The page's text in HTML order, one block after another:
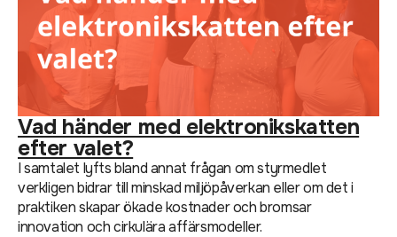
Vad händer med elektronikskatten
efter valet?
I samtalet lyfts bland annat frågan om styrmedlet
verkligen bidrar till minskad miljöpåverkan eller om det i
praktiken skapar ökade kostnader och bromsar
innovation och cirkulära affärsmodeller.